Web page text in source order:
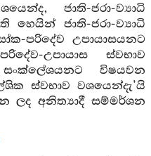
ජාති-ජරා-ව්‍යාධි
ජාති-ජරා-ව්‍යාධි
පරිදේව උපායාසයනට
උපායාස ස්වභාව
සංක්ලේශයනට විෂයවන
ස්වභාව වශයෙන්දැ’යි
ලද අනිත්‍යාදී සම්මර්ශන